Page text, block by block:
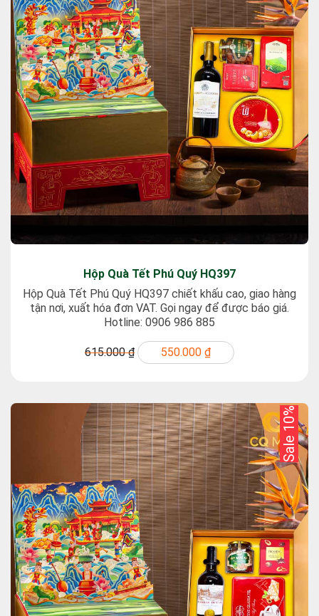
Hộp Quà Tết Phú Quý HQ397
Hộp Quà Tết Phú Quý HQ397 chiết khấu cao, giao hàng
tận nơi, xuất hóa đơn VAT. Gọi ngay để được báo giá.
Hotline: 0906 986 885
615.000 ₫ 550.000 ₫
Sale 10%